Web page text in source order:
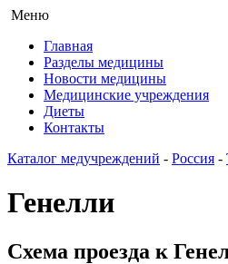
Меню
Главная
Разделы медицины
Новости медицины
Медицинские учреждения
Диеты
Контакты
Каталог медучреждений - Россия -
Генелли
Схема проезда к